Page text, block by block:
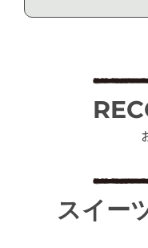
スイー